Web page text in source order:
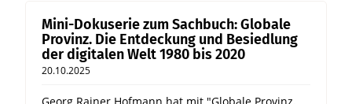
Mini-Dokuserie zum Sachbuch: Globale
Provinz. Die Entdeckung und Besiedlung
der digitalen Welt 1980 bis 2020
20.10.2025